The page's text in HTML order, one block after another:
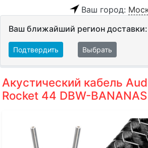
Ваш город:
Ваш ближайший регион
Подтвердить Выбрать
Акустический кабель
Rocket 44 DBW-